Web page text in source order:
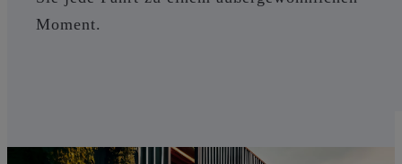
Moment.